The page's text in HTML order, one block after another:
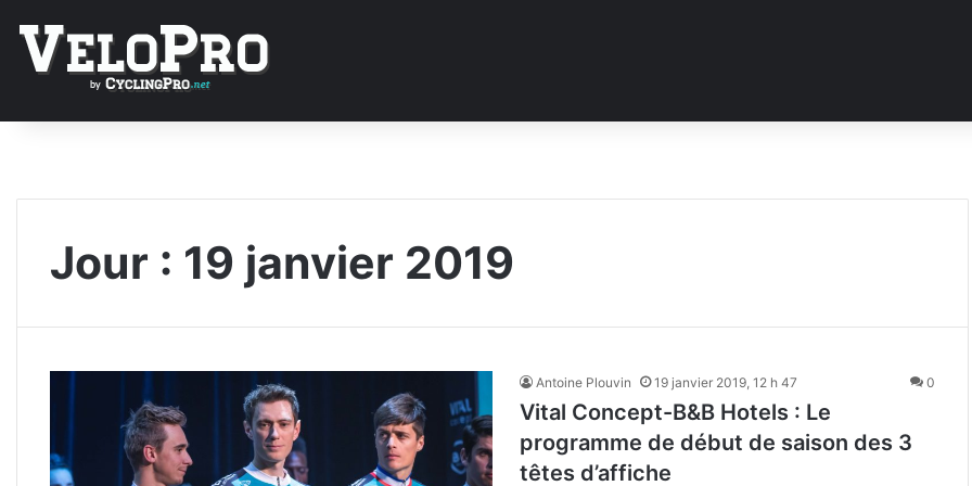
Jour : 19 janvier 2019
Antoine Plouvin 19 janvier 2019, 12 h 47 0
Vital Concept-B&B Hotels : Le
programme de début de saison des 3
têtes d’affiche